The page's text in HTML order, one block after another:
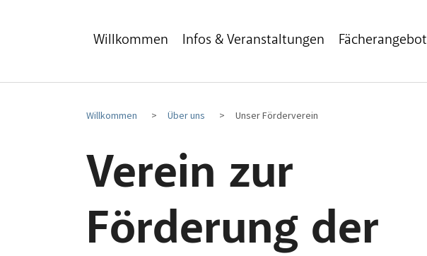
Willkommen Infos & Veranstaltungen Fächerangebot
Willkommen Über uns Unser Förderverein
Verein zur
Förderung der